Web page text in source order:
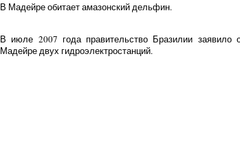
В Мадейре обитает амазонский дельфин.
В июле 2007 года правительство Бразилии заявило
Мадейре двух гидроэлектростанций.